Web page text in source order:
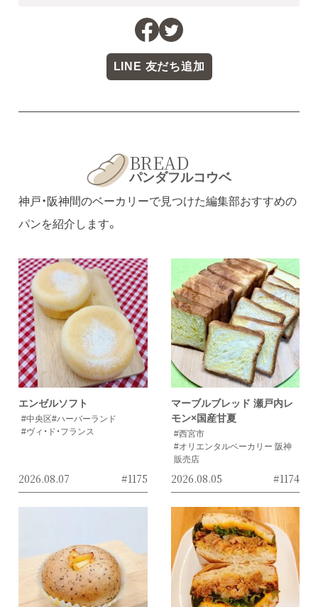
LINE 友だち追加
BREAD
パンダフルコウベ
神戸・阪神間のベーカリーで見つけた編集部おすすめの
パンを紹介します。
エンゼルソフト
#中央区#ハーバーランド
#ヴィ・ド・フランス
2026.08.07 #1175
マーブルブレッド 瀬戸内レ
モン×国産甘夏
#西宮市
#オリエンタルベーカリー 阪神
販売店
2026.08.05 #1174